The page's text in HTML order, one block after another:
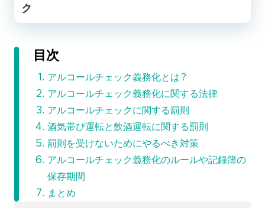
ク
目次
アルコールチェック義務化とは？
アルコールチェック義務化に関する法律
アルコールチェックに関する罰則
酒気帯び運転と飲酒運転に関する罰則
罰則を受けないためにやるべき対策
アルコールチェック義務化のルールや記録簿の
保存期間
まとめ